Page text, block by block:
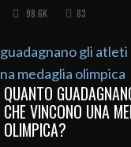
98.6K 83
QUANTO
CHE VINCONO UNA
OLIMPICA?